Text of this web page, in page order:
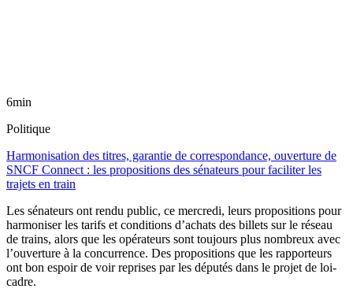
6min
Politique
Harmonisation des titres, garantie de correspondance, ouverture de
SNCF Connect : les propositions des sénateurs pour faciliter les
trajets en train
Les sénateurs ont rendu public, ce mercredi, leurs propositions pour
harmoniser les tarifs et conditions d’achats des billets sur le réseau
de trains, alors que les opérateurs sont toujours plus nombreux avec
l’ouverture à la concurrence. Des propositions que les rapporteurs
ont bon espoir de voir reprises par les députés dans le projet de loi-
cadre.